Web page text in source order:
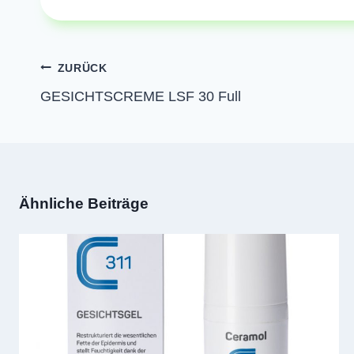
Beitragsnavigation
ZURÜCK
GESICHTSCREME LSF 30 Full
Ähnliche Beiträge